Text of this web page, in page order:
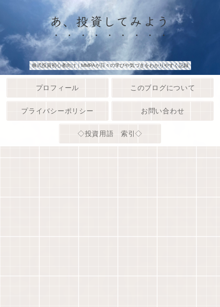
あ、投資してみよう
株式投資初心者向け｜MMPAが日々の学びや気づきをわかりやすく記録
プロフィール このブログについて
プライバシーポリシー お問い合わせ
◇投資用語 索引◇